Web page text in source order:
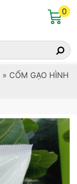
0
» CỐM GẠO HÌNH